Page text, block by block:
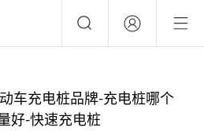
车充电桩品牌-充电桩哪个
好-快速充电桩